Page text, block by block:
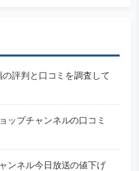
評判と口コミを調査して
ップチャンネルの口コミ
ンネル今日放送の値下げ